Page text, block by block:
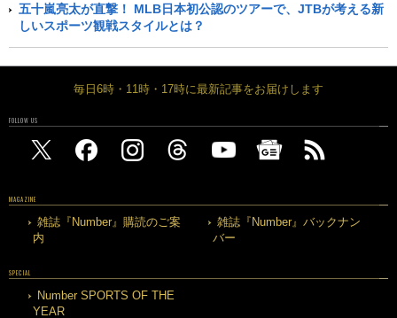
五十嵐亮太が直撃！ MLB日本初公認のツアーで、JTBが考える新
しいスポーツ観戦スタイルとは？
毎日6時・11時・17時に最新記事をお届けします
FOLLOW US
MAGAZINE
雑誌『Number』購読のご案
内
雑誌『Number』バックナン
バー
SPECIAL
Number SPORTS OF THE
YEAR